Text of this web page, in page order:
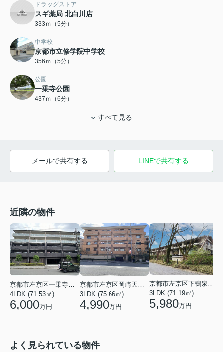
ドラッグストア
スギ薬局 北白川店
333ｍ（5分）
中学校
京都市立修学院中学校
356ｍ（5分）
公園
一乗寺公園
437ｍ（6分）
すべて見る
メールで共有する LINEで共有する
近隣の物件
4LDK (71.53㎡)
6,000万円
3LDK (75.66㎡)
4,990万円
京都市左京区下鴨泉川町
3LDK (71.19㎡)
5,980万円
よく見られている物件